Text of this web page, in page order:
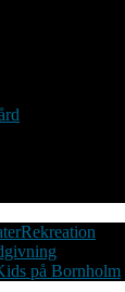
på Bornholm